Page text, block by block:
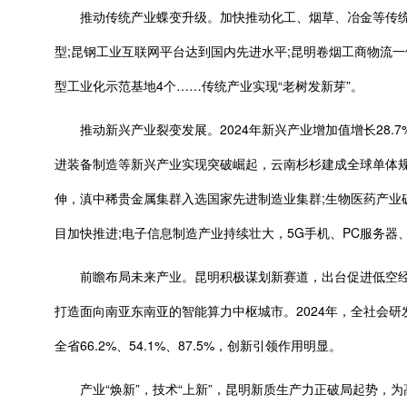
推动传统产业蝶变升级。加快推动化工、烟草、冶金等传
型;昆钢工业互联网平台达到国内先进水平;昆明卷烟工商物流
型工业化示范基地4个……传统产业实现“老树发新芽”。
推动新兴产业裂变发展。2024年新兴产业增加值增长
进装备制造等新兴产业实现突破崛起，云南杉杉建成全球单
伸，滇中稀贵金属集群入选国家先进制造业集群;生物医药产
目加快推进;电子信息制造产业持续壮大，5G手机、PC服务器
前瞻布局未来产业。昆明积极谋划新赛道，出台促进低空
打造面向南亚东南亚的智能算力中枢城市。2024年，全社会
全省66.2%、54.1%、87.5%，创新引领作用明显。
产业“焕新”，技术“上新”，昆明新质生产力正破局起势，